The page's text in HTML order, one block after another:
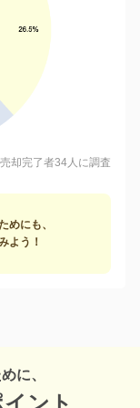
売却完了者34人に調査
めにも、
よう！
に、